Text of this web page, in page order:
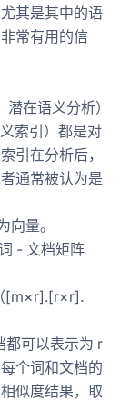
其是其中的语
常有用的信
在语义分析）
索引）都是对
引在分析后，
通常被认为是
量。
- 文档矩阵
[m×r].[r×r].
可以表示为 r
个词和文档的
似度结果，取